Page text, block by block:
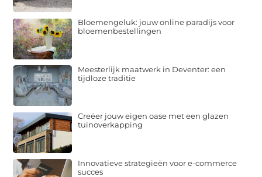
Bloemengeluk: jouw online paradijs voor
bloemenbestellingen
Meesterlijk maatwerk in Deventer: een
tijdloze traditie
Creëer jouw eigen oase met een glazen
tuinoverkapping
Innovatieve strategieën voor e-commerce
succes